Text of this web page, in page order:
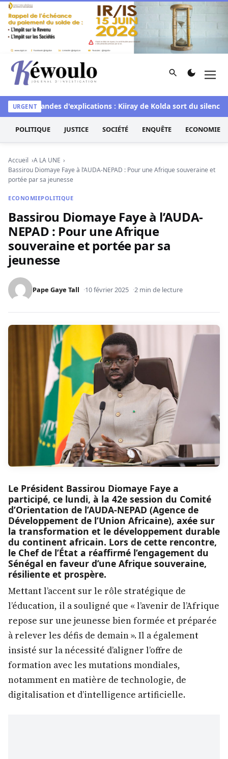
Aller au contenu
Kéwoulo, le premier site d'information et d'investigation
Rechercher
URGENT
demandes d'explications : Kiiray de Kolda sort du silence et
POLITIQUE JUSTICE SOCIÉTÉ ENQUÊTE ECONOMIE
Accueil
A LA UNE
Bassirou Diomaye Faye à l’AUDA-NEPAD : Pour une Afrique souveraine et
portée par sa jeunesse
ECONOMIEPOLITIQUE
Bassirou Diomaye Faye à l’AUDA-
NEPAD : Pour une Afrique
souveraine et portée par sa
jeunesse
Pape Gaye Tall 10 février 2025 2 min de lecture
Le Président Bassirou Diomaye Faye a
participé, ce lundi, à la 42e session du Comité
d’Orientation de l’AUDA-NEPAD (Agence de
Développement de l’Union Africaine), axée sur
la transformation et le développement durable
du continent africain. Lors de cette rencontre,
le Chef de l’État a réaffirmé l’engagement du
Sénégal en faveur d’une Afrique souveraine,
résiliente et prospère.
Mettant l’accent sur le rôle stratégique de
l’éducation, il a souligné que « l’avenir de l’Afrique
repose sur une jeunesse bien formée et préparée
à relever les défis de demain ». Il a également
insisté sur la nécessité d’aligner l’offre de
formation avec les mutations mondiales,
notamment en matière de technologie, de
digitalisation et d’intelligence artificielle.